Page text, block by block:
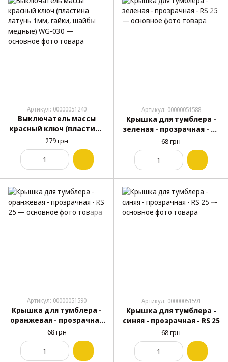
Артикул: 00000051240
Выключатель массы
красный ключ (пластина
латунь 1мм, гайки,
шайбы медные) WG-030
279 грн
Артикул: 00000051588
Крышка для тумблера -
зеленая - прозрачная - RS
25
68 грн
Артикул: 00000051590
Крышка для тумблера -
оранжевая - прозрачная
- RS 25
68 грн
Артикул: 00000051591
Крышка для тумблера -
синяя - прозрачная - RS 25
68 грн